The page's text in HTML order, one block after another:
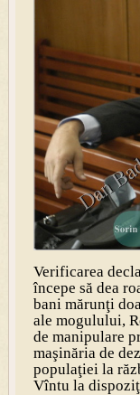
Verificarea
începe să dea
bani mărunţi
ale mogulului,
de manipulare
maşinăria de
populaţiei la
Vîntu la